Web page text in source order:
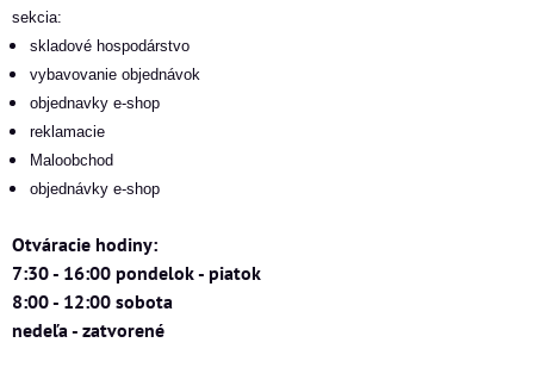
sekcia:
skladové hospodárstvo
vybavovanie objednávok
objednavky e-shop
reklamacie
Maloobchod
objednávky e-shop
Otváracie hodiny:
7:30 - 16:00 pondelok - piatok
8:00 - 12:00 sobota
nedeľa - zatvorené